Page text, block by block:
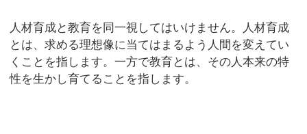
人材育成と教育を同一視してはいけません。人材育成
とは、求める理想像に当てはまるよう人間を変えてい
くことを指します。一方で教育とは、その人本来の特
性を生かし育てることを指します。